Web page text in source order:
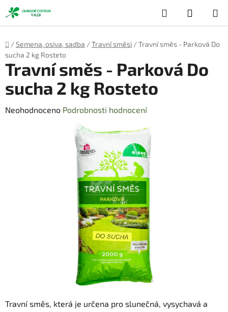
Přejít
na
obsah
Hledat
KOŠÍK
Domů
/Semena, osiva, sadba /Travní směsi /Travní směs - Parková Do
sucha 2 kg Rosteto
Travní směs, která je určena pro slunečná, vysychavá a
Travní směs - Parková Do
sucha 2 kg Rosteto
Průměrné
Neohodnoceno Podrobnosti hodnocení